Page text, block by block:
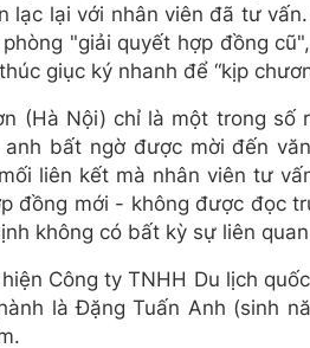
lạc lại với nhân viên đã tư
"giải quyết hợp đồng
giục ký nhanh để “kịp
(Hà Nội) chỉ là một trong số
bất ngờ được mời đến
liên kết mà nhân viên tư
đồng mới - không được đọc
không có bất kỳ sự liên
Công ty TNHH Du lịch
là Đặng Tuấn Anh (sinh